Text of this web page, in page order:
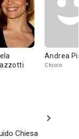
Andrea
Chicco
Chiesa